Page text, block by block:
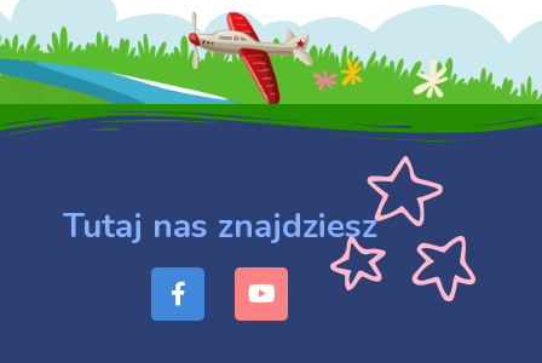
Tutaj nas znajdziesz